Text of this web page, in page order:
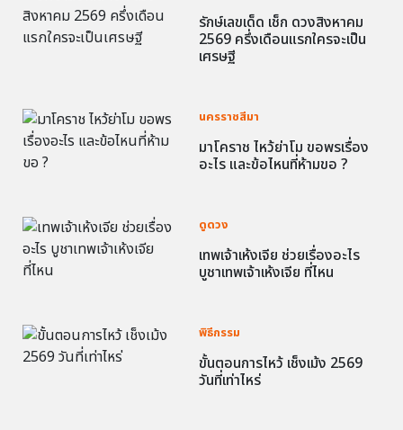
รักษ์เลขเด็ด เช็ก ดวงสิงหาคม
2569 ครึ่งเดือนแรกใครจะเป็น
เศรษฐี
นครราชสีมา
มาโคราช ไหว้ย่าโม ขอพรเรื่อง
อะไร และข้อไหนที่ห้ามขอ ?
ดูดวง
เทพเจ้าเห้งเจีย ช่วยเรื่องอะไร
บูชาเทพเจ้าเห้งเจีย ที่ไหน
พิธีกรรม
ขั้นตอนการไหว้ เช็งเม้ง 2569
วันที่เท่าไหร่